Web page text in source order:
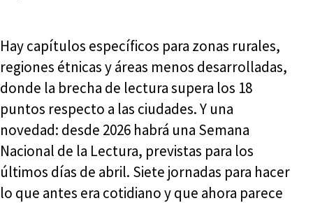
Hay capítulos específicos para zonas rurales,
regiones étnicas y áreas menos desarrolladas,
donde la brecha de lectura supera los 18
puntos respecto a las ciudades. Y una
novedad: desde 2026 habrá una Semana
Nacional de la Lectura, previstas para los
últimos días de abril. Siete jornadas para hacer
lo que antes era cotidiano y que ahora parece